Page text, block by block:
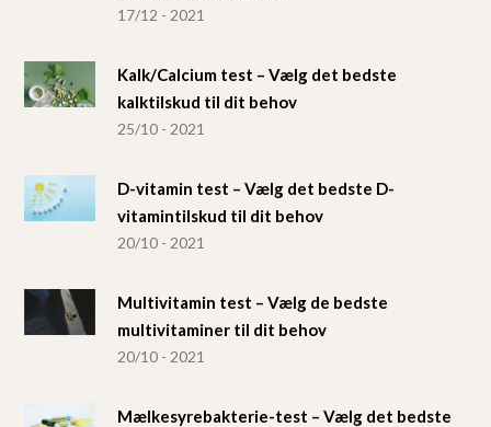
17/12 - 2021
Kalk/Calcium test – Vælg det bedste
kalktilskud til dit behov
25/10 - 2021
D-vitamin test – Vælg det bedste D-
vitamintilskud til dit behov
20/10 - 2021
Multivitamin test – Vælg de bedste
multivitaminer til dit behov
20/10 - 2021
Mælkesyrebakterie-test – Vælg det bedste